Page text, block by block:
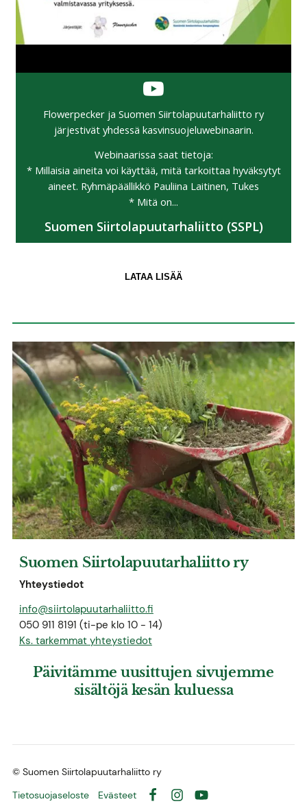
Flowerpecker ja Suomen Siirtolapuutarhaliitto ry
järjestivät yhdessä kasvinsuojeluwebinaarin.
Webinaarissa saat tietoja:
* Millaisia aineita voi käyttää, mitä tarkoittaa hyväksytyt
aineet. Ryhmäpäällikkö Pauliina Laitinen, Tukes
* Mitä on...
Suomen Siirtolapuutarhaliitto (SSPL)
LATAA LISÄÄ
Suomen Siirtolapuutarhaliitto ry
Yhteystiedot
info@siirtolapuutarhaliitto.fi
050 911 8191 (ti-pe klo 10 - 14)
Ks. tarkemmat yhteystiedot
Päivitämme uusittujen sivujemme
sisältöjä kesän kuluessa
© Suomen Siirtolapuutarhaliitto ry
Tietosuojaseloste
Evästeet